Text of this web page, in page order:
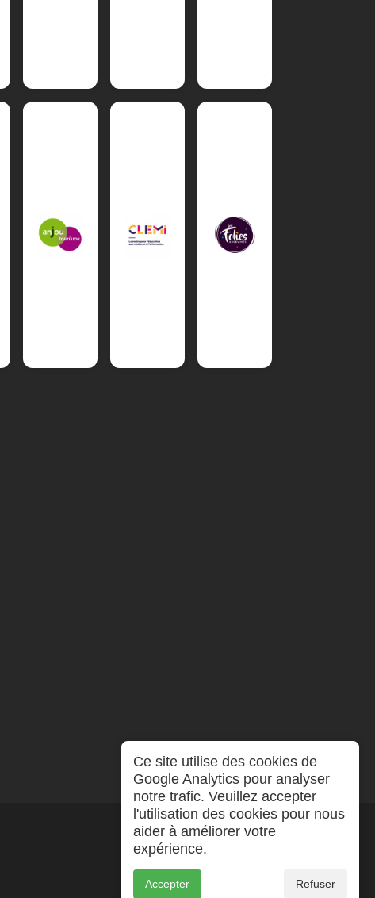
Ce site utilise des cookies de
Google Analytics pour analyser
notre trafic. Veuillez accepter
l'utilisation des cookies pour nous
aider à améliorer votre
expérience.
Accepter Refuser